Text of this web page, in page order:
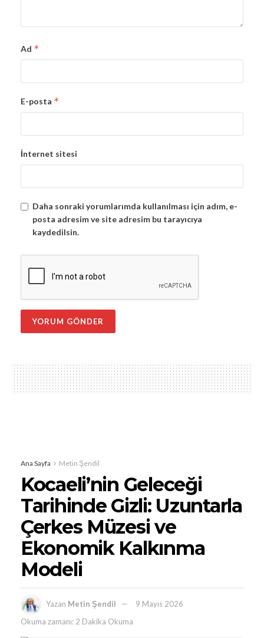
Ad *
E-posta *
İnternet sitesi
Daha sonraki yorumlarımda kullanılması için adım, e-
posta adresim ve site adresim bu tarayıcıya
kaydedilsin.
Ana Sayfa Metin Şendil
Kocaeli’nin Geleceği
Tarihinde Gizli: Uzuntarla
Çerkes Müzesi ve
Ekonomik Kalkınma
Modeli
Yazan Metin Şendil
9 Mayıs 2026
Okuma zamanı: 2 Dakika Okuma